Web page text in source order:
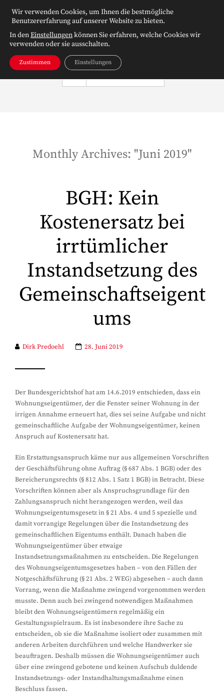
Monthly Archives: "Juni 2019"
BGH: Kein
Kostenersatz bei
irrtümlicher
Instandsetzung des
Gemeinschaftseigent
ums
Dirk Predoehl 28. Juni 2019
Der Bundesgerichtshof hat am 14.6.2019 entschieden, dass ein
Wohnungseigentümer, der die Fenster seiner Wohnung in der
irrigen Annahme erneuert hat, dies sei seine Aufgabe und nicht
gemeinschaftliche Aufgabe der Wohnungseigentümer, keinen
Anspruch auf Kostenersatz hat.
Ein Erstattungsanspruch käme nur aus allgemeinen Vorschriften
der Geschäftsführung ohne Auftrag (§ 687 Abs. 1 BGB) oder des
Bereicherungsrechts (§ 812 Abs. 1 Satz 1 BGB) in Betracht. Diese
Vorschriften können aber als Anspruchsgrundlage für den
Zahlungsanspruch nicht herangezogen werden, weil das
Wohnungseigentumsgesetz in § 21 Abs. 4 und 5 spezielle und
damit vorrangige Regelungen über die Instandsetzung des
gemeinschaftlichen Eigentums enthält. Danach haben die
Wohnungseigentümer über etwaige
Instandsetzungsmaßnahmen zu entscheiden. Die Regelungen
des Wohnungseigentumsgesetzes haben – von den Fällen der
Notgeschäftsführung (§ 21 Abs. 2 WEG) abgesehen – auch dann
Vorrang, wenn die Maßnahme zwingend vorgenommen werden
musste. Denn auch bei zwingend notwendigen Maßnahmen
bleibt den Wohnungseigentümern regelmäßig ein
Gestaltungsspielraum. Es ist insbesondere ihre Sache zu
entscheiden, ob sie die Maßnahme isoliert oder zusammen mit
anderen Arbeiten durchführen und welche Handwerker sie
beauftragen. Deshalb müssen die Wohnungseigentümer auch
über eine zwingend gebotene und keinen Aufschub duldende
Instandsetzungs- oder Instandhaltungsmaßnahme einen
Beschluss fassen.
Wir verwenden Cookies, um Ihnen die bestmögliche
Benutzererfahrung auf unserer Website zu bieten.
In denEinstellungenkönnen Sie erfahren, welche Cookies wir
verwenden oder sie ausschalten.
Zustimmen Einstellungen